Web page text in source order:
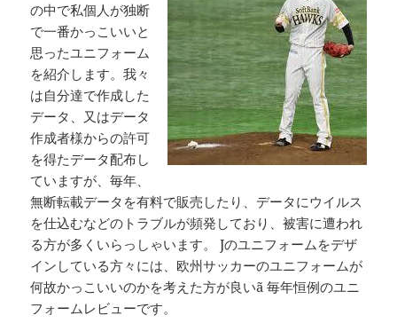
の中で私個人が独断
で一番かっこいいと
思ったユニフォーム
を紹介します。我々
は自分達で作成した
データ、又はデータ
作成者様からの許可
を得たデータ配布し
ていますが、毎年、
無断転載データを有料で販売したり、データにウイルス
を仕込むなどのトラブルが頻発しており、被害に遭われ
る方が多くいらっしゃいます。 Jのユニフォームをデザ
インしている方々には、欧州サッカーのユニフォームが
何故かっこいいのかを考えた方が良いã 毎年恒例のユニ
フォームレビューです。